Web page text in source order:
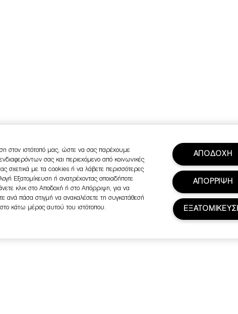
στον ιστότοπό μας, ώστε να σας παρέχουμε
σας και περιεχόμενο από κοινωνικές
σχετικά με τα cookies ή να λάβετε περισσότερες
Εξατομίκευση ή ανατρέχοντας οποιαδήποτε
κλικ στο Αποδοχή ή στο Απόρριψη, για να
ανά πάσα στιγμή να ανακαλέσετε τη συγκατάθεσή
κάτω μέρος αυτού του ιστότοπου.
ΑΠΟΔΟΧΗ
ΑΠΟΡΡΙΨΗ